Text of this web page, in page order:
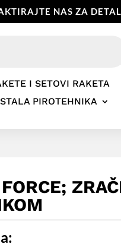
NAS ZA
I SETOVI RAKETA
PIROTEHNIKA